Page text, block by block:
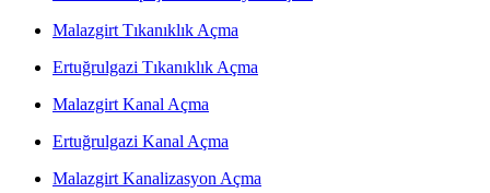
Malazgirt Tıkanıklık Açma
Ertuğrulgazi Tıkanıklık Açma
Malazgirt Kanal Açma
Ertuğrulgazi Kanal Açma
Malazgirt Kanalizasyon Açma